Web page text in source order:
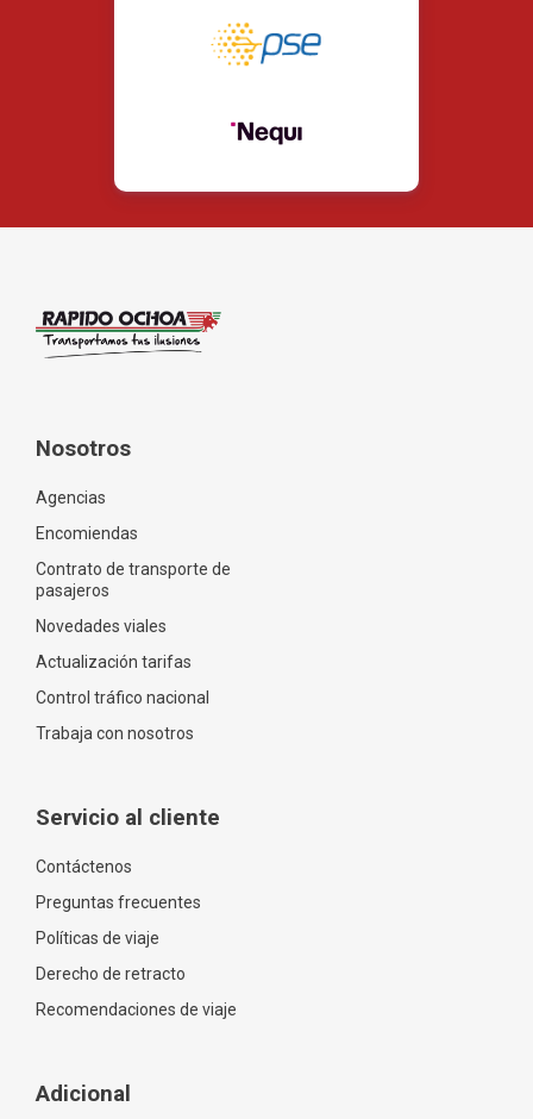
Nosotros
Agencias
Encomiendas
Contrato de transporte de
pasajeros
Novedades viales
Actualización tarifas
Control tráfico nacional
Trabaja con nosotros
Servicio al cliente
Contáctenos
Preguntas frecuentes
Políticas de viaje
Derecho de retracto
Recomendaciones de viaje
Adicional